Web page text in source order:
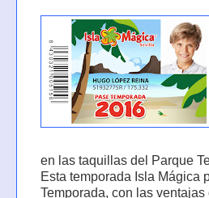
en las taquillas del Parque
Esta temporada Isla Mágica
Temporada, con las